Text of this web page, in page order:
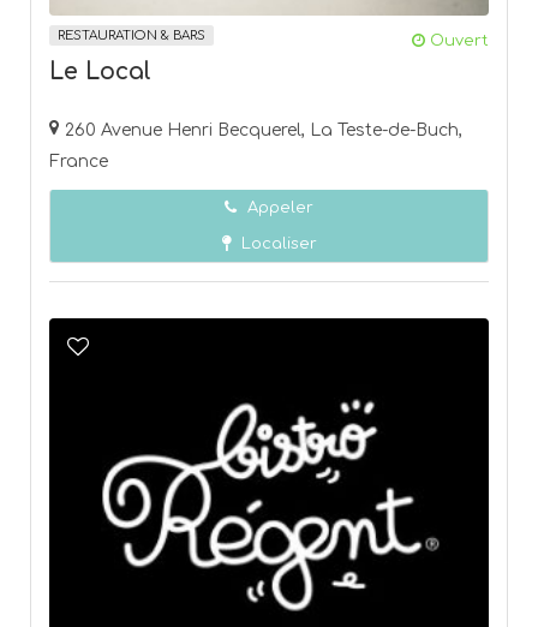
RESTAURATION & BARS Ouvert
Le Local
260 Avenue Henri Becquerel, La Teste-de-Buch,
France
Appeler
Localiser